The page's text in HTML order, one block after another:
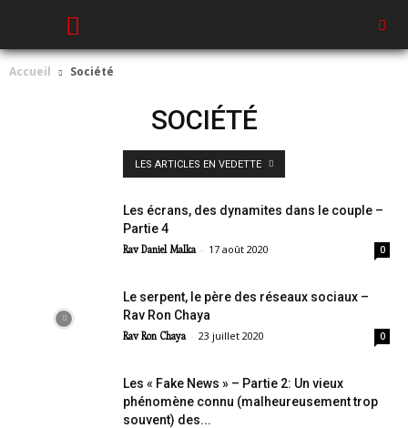
Accueil Société
SOCIÉTÉ
LES ARTICLES EN VEDETTE
Les écrans, des dynamites dans le couple –
Partie 4
Rav Daniel Malka - 17 août 2020 0
Le serpent, le père des réseaux sociaux –
Rav Ron Chaya
Rav Ron Chaya - 23 juillet 2020 0
Les « Fake News » – Partie 2: Un vieux
phénomène connu (malheureusement trop
souvent) des...